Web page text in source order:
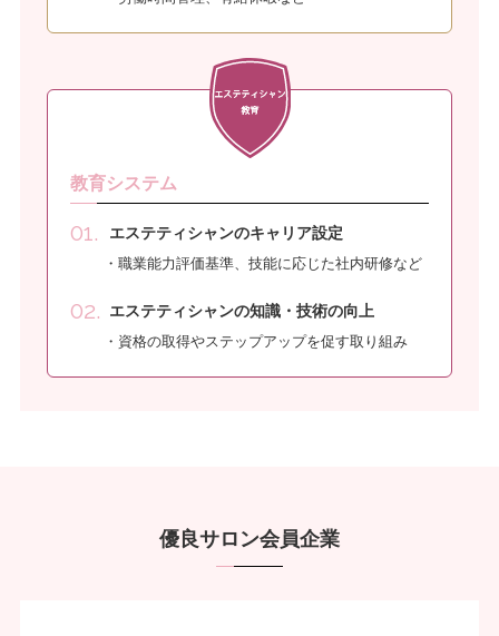
教育システム
エステティシャンのキャリア設定
職業能力評価基準、技能に応じた社内研修など
エステティシャンの知識・技術の向上
資格の取得やステップアップを促す取り組み
優良サロン会員企業